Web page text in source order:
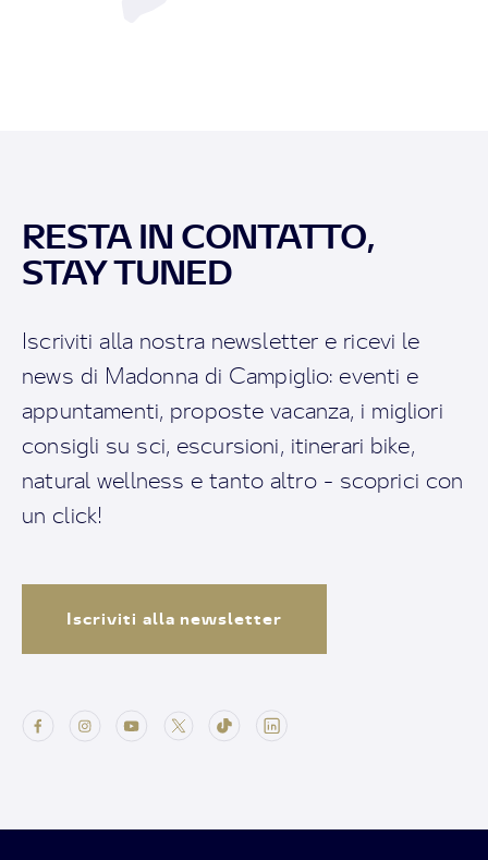
RESTA IN CONTATTO,
STAY TUNED
Iscriviti alla nostra newsletter e ricevi le
news di Madonna di Campiglio: eventi e
appuntamenti, proposte vacanza, i migliori
consigli su sci, escursioni, itinerari bike,
natural wellness e tanto altro - scoprici con
un click!
Iscriviti alla newsletter